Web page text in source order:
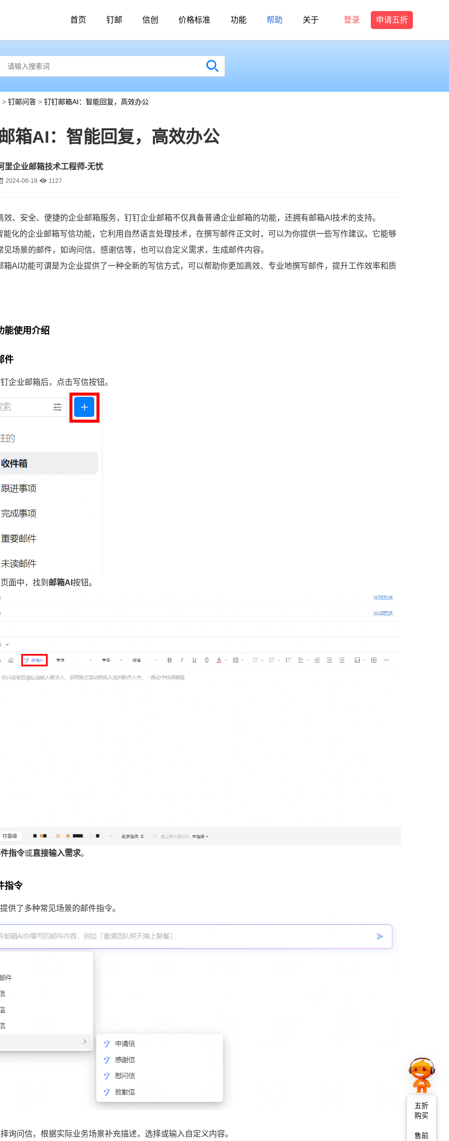
首页 钉邮 信创 价格标准 功能 帮助 关于 登录 申请五折
> 钉邮问答 > 钉钉邮箱AI：智能回复，高效办公
箱AI：智能回复，高效办公
里企业邮箱技术工程师-无忧
2024-06-18 1127
效、安全、便捷的企业邮箱服务，钉钉企业邮箱不仅具备普通企业邮箱的功能，还拥有邮箱AI技术的支持。
能化的企业邮箱写信功能，它利用自然语言处理技术，在撰写邮件正文时，可以为你提供一些写作建议。它能够
见场景的邮件，如询问信、感谢信等，也可以自定义需求，生成邮件内容。
箱AI功能可谓是为企业提供了一种全新的写信方式，可以帮助你更加高效、专业地撰写邮件，提升工作效率和质
能使用介绍
件
企业邮箱后，点击写信按钮。
面中，找到 邮箱AI 按钮。
指令或直接输入需求。
指令
供了多种常见场景的邮件指令。
询问信，根据实际业务场景补充描述，选择或输入自定义内容。
五折
购买
售前